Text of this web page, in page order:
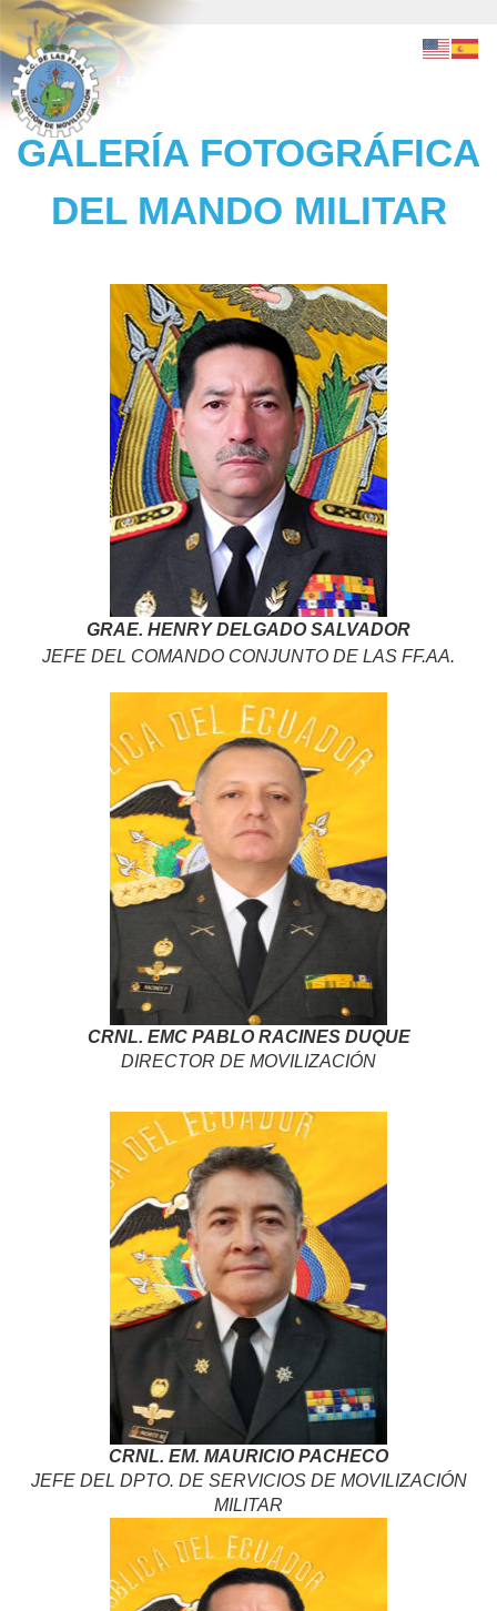
GALERÍA FOTOGRÁFICA
DEL MANDO MILITAR
GRAE. HENRY DELGADO SALVADOR
JEFE DEL COMANDO CONJUNTO DE LAS FF.AA.
CRNL. EMC PABLO RACINES DUQUE
DIRECTOR DE MOVILIZACIÓN
CRNL. EM. MAURICIO PACHECO
JEFE DEL DPTO. DE SERVICIOS DE MOVILIZACIÓN
MILITAR